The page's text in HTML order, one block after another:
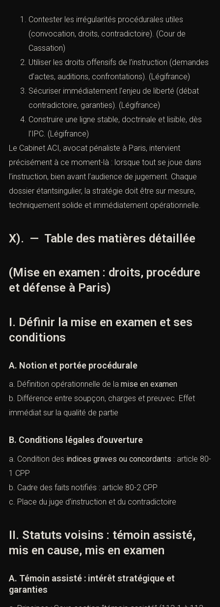
Contester les irrégularités procédurales utiles
(convocation, droits, contradictoire). (Cour de
Cassation)
Utiliser les droits offensifs de l’instruction (demandes
d’actes, auditions, confrontations). (Légifrance)
Sécuriser immédiatement l’enjeu de liberté (débat
contradictoire, garanties). (Légifrance)
Construire une ligne stable, doctrinale et lisible, dès
l’IPC. (Légifrance)
Le Cabinet ACI, avocat pénaliste à Paris, intervient
précisément à ce moment-là : lorsque tout se joue dans
l’instruction, bien avant l’audience de jugement. Chaque
dossier étantsingulier, la stratégie doit être sur mesure,
techniquement solide et immédiatement opérationnelle.
X). — Table des matières détaillée
(Mise en examen : droits, procédure
et défense à Paris)
I. Définir la mise en examen et ses
conditions
A. Notion et portée procédurale
a. Définition opérationnelle de la mise en examen
b. Différence entre soupçon, charges et preuvec. Effet
immédiat sur la qualité de partie
B. Conditions légales d’ouverture
a. Condition des indices graves ou concordants : article 80-
1 CPP
b. Cadre des faits notifiés : article 80-2 CPP
c. Place du juge d’instruction et du contradictoire
II. Statuts voisins : témoin assisté,
mis en cause, mis en examen
A. Témoin assisté : intérêt stratégique et
garanties